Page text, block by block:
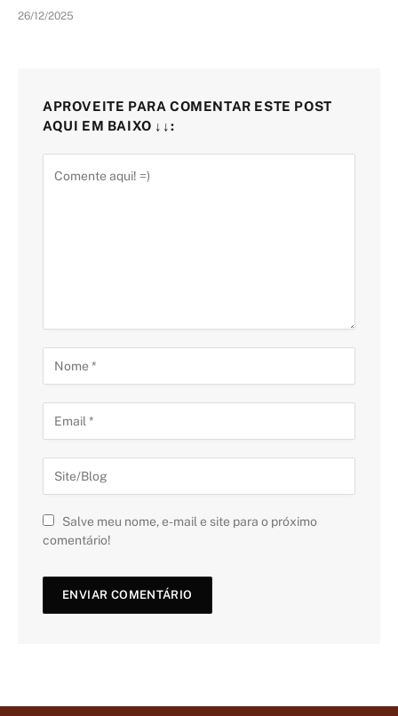
26/12/2025
APROVEITE PARA COMENTAR ESTE POST
AQUI EM BAIXO ↓↓:
Salve meu nome, e-mail e site para o próximo
comentário!